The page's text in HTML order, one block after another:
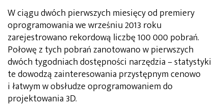
W ciągu dwóch pierwszych miesięcy od premiery
oprogramowania we wrześniu 2013 roku
zarejestrowano rekordową liczbę 100 000 pobrań.
Połowę z tych pobrań zanotowano w pierwszych
dwóch tygodniach dostępności narzędzia – statystyki
te dowodzą zainteresowania przystępnym cenowo
i łatwym w obsłudze oprogramowaniem do
projektowania 3D.